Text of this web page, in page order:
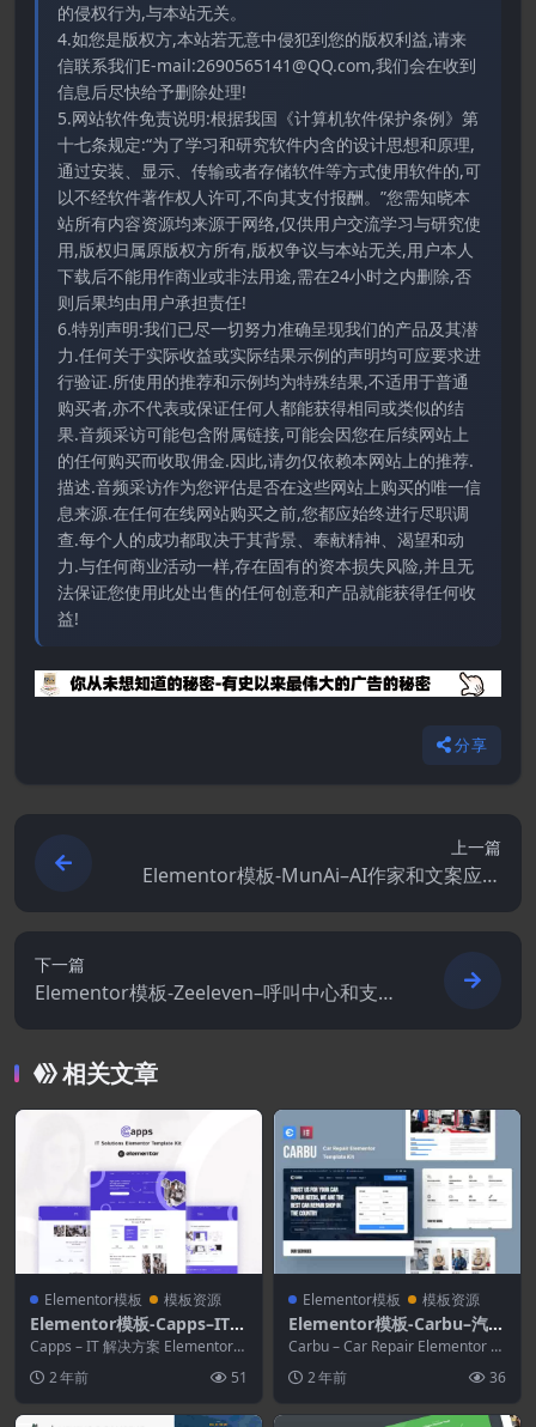
的侵权行为,与本站无关。
4.如您是版权方,本站若无意中侵犯到您的版权利益,请来
信联系我们E-mail:2690565141@QQ.com,我们会在收到
信息后尽快给予删除处理!
5.网站软件免责说明:根据我国《计算机软件保护条例》第
十七条规定:“为了学习和研究软件内含的设计思想和原理,
通过安装、显示、传输或者存储软件等方式使用软件的,可
以不经软件著作权人许可,不向其支付报酬。”您需知晓本
站所有内容资源均来源于网络,仅供用户交流学习与研究使
用,版权归属原版权方所有,版权争议与本站无关,用户本人
下载后不能用作商业或非法用途,需在24小时之内删除,否
则后果均由用户承担责任!
6.特别声明:我们已尽一切努力准确呈现我们的产品及其潜
力.任何关于实际收益或实际结果示例的声明均可应要求进
行验证.所使用的推荐和示例均为特殊结果,不适用于普通
购买者,亦不代表或保证任何人都能获得相同或类似的结
果.音频采访可能包含附属链接,可能会因您在后续网站上
的任何购买而收取佣金.因此,请勿仅依赖本网站上的推荐.
描述.音频采访作为您评估是否在这些网站上购买的唯一信
息来源.在任何在线网站购买之前,您都应始终进行尽职调
查.每个人的成功都取决于其背景、奉献精神、渴望和动
力.与任何商业活动一样,存在固有的资本损失风险,并且无
法保证您使用此处出售的任何创意和产品就能获得任何收
益!
分享
上一篇
Elementor模板-MunAi–AI作家和文案应用
下一篇
Elementor模板-Zeeleven–呼叫中心和支持
相关文章
Elementor模板 模板资源
Elementor模板-Capps–IT解
决方案Elementor模板套件
Capps – IT 解决方案 Elementor
2 年前 51
Elementor模板 模板资源
Elementor模板-Carbu–汽车
维修Elementor模板套件
Carbu – Car Repair Elementor Te
2 年前 36